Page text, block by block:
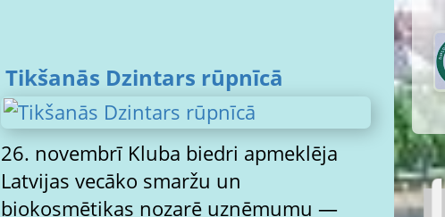
Tikšanās Dzintars rūpnīcā
26. novembrī Kluba biedri apmeklēja
Latvijas vecāko smaržu un
biokosmētikas nozarē uzņēmumu —